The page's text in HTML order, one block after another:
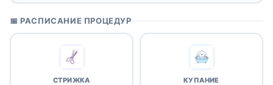
📅 РАСПИСАНИЕ ПРОЦЕДУР
СТРИЖКА КУПАНИЕ